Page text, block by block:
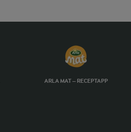
ARLA MAT – RECEPTAPP